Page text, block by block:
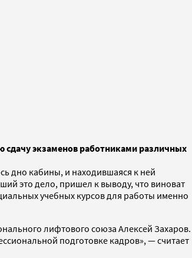
сдачу экзаменов работниками различных
дно кабины, и находившаяся к ней
это дело, пришел к выводу, что виноват
учебных курсов для работы именно
лифтового союза Алексей Захаров.
подготовке кадров», — считает